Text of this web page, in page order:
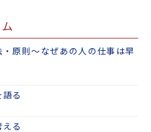
原則～なぜあの人の仕事は早
る
る